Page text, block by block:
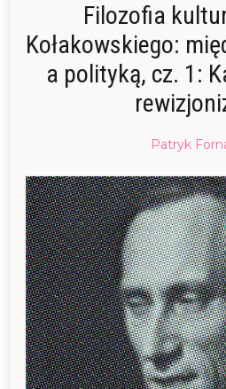
Filozofia
Kołakowskiego:
a polityką, cz. 1:
Posted
19/08/2016
Patryk